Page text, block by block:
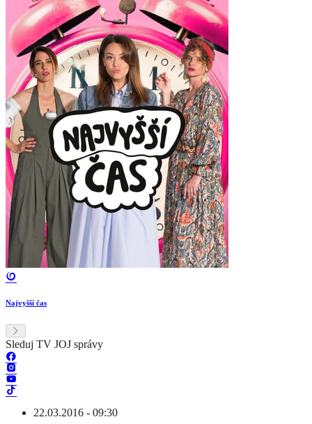
Najvyšší čas
Sleduj TV JOJ správy
22.03.2016 - 09:30